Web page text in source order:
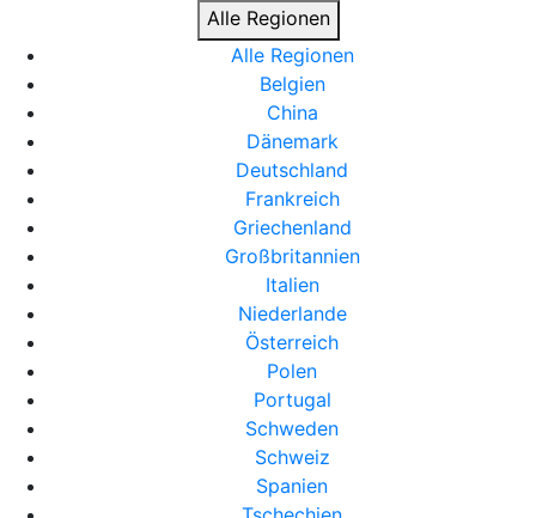
Alle Regionen
Alle Regionen
Belgien
China
Dänemark
Deutschland
Frankreich
Griechenland
Großbritannien
Italien
Niederlande
Österreich
Polen
Portugal
Schweden
Schweiz
Spanien